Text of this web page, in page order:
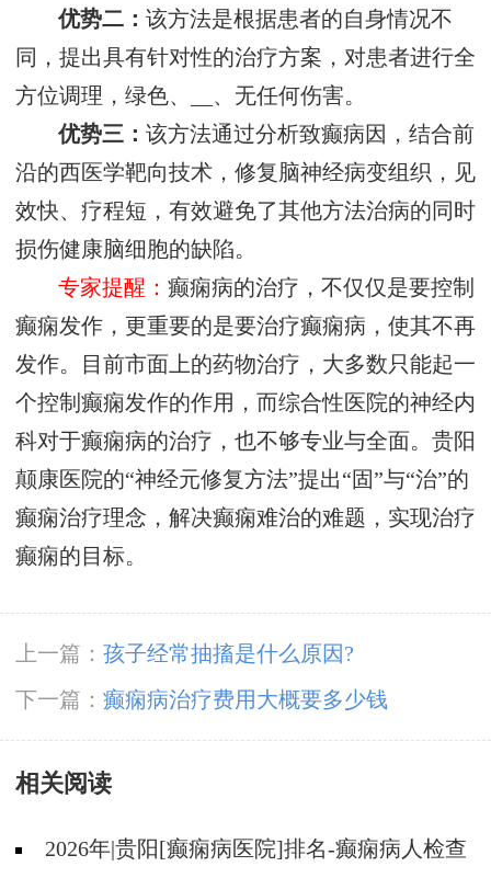
优势二：该方法是根据患者的自身情况不
同，提出具有针对性的治疗方案，对患者进行全
方位调理，绿色、__、无任何伤害。
优势三：该方法通过分析致癫病因，结合前
沿的西医学靶向技术，修复脑神经病变组织，见
效快、疗程短，有效避免了其他方法治病的同时
损伤健康脑细胞的缺陷。
专家提醒：癫痫病的治疗，不仅仅是要控制
癫痫发作，更重要的是要治疗癫痫病，使其不再
发作。目前市面上的药物治疗，大多数只能起一
个控制癫痫发作的作用，而综合性医院的神经内
科对于癫痫病的治疗，也不够专业与全面。贵阳
颠康医院的“神经元修复方法”提出“固”与“治”的
癫痫治疗理念，解决癫痫难治的难题，实现治疗
癫痫的目标。
上一篇： 孩子经常抽搐是什么原因?
下一篇： 癫痫病治疗费用大概要多少钱
相关阅读
2026年|贵阳[癫痫病医院]排名-癫痫病人检查